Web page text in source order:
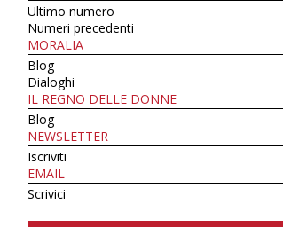
Ultimo numero
Numeri precedenti
MORALIA
Blog
Dialoghi
IL REGNO DELLE DONNE
Blog
NEWSLETTER
Iscriviti
EMAIL
Scrivici